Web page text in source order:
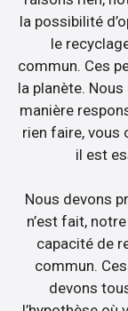
la possibilité
le
commun. Ces
la planète.
manière
rien faire, vous
il est
Nous devons
n’est fait,
capacité de
commun.
devons